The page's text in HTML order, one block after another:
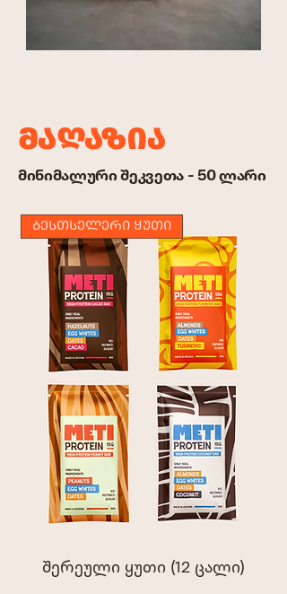
ᲛᲐᲦᲐᲖᲘᲐ
მინიმალური შეკვეთა - 50 ლარი
ᲑᲔᲡᲗᲡᲔᲚᲔᲠᲘ ᲧᲣᲗᲘ
შერეული ყუთი (12 ცალი)